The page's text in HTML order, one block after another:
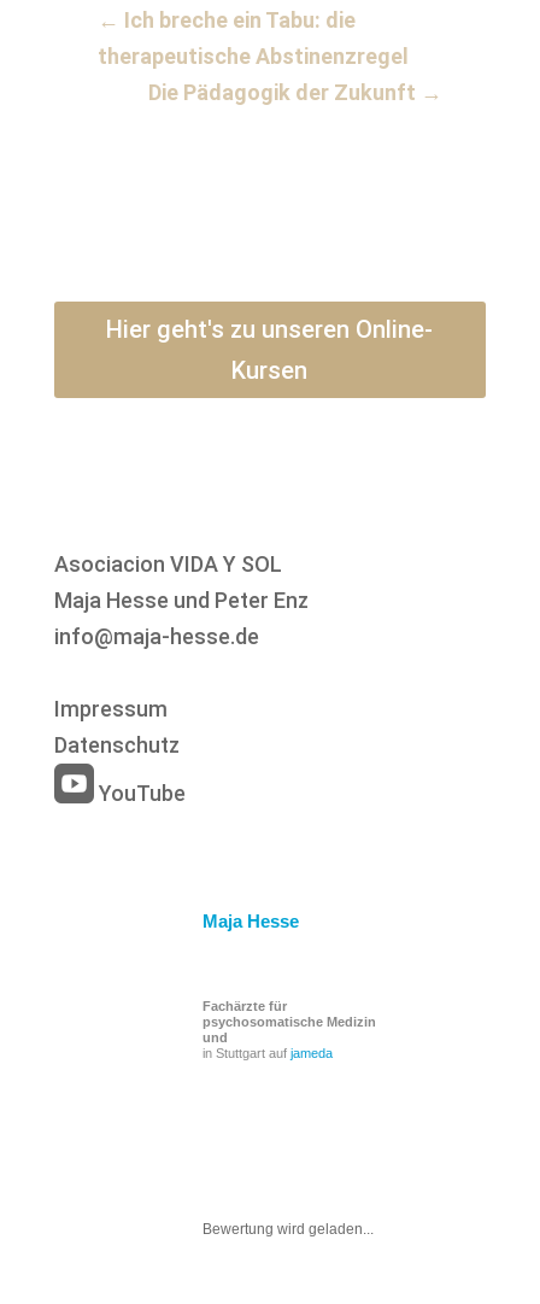
← Ich breche ein Tabu: die
therapeutische Abstinenzregel
Die Pädagogik der Zukunft →
Hier geht's zu unseren Online-
Kursen
Asociacion VIDA Y SOL
Maja Hesse und Peter Enz
info@maja-hesse.de
Impressum
Datenschutz
 YouTube
Maja Hesse
Fachärzte für
psychosomatische Medizin
und
in Stuttgart auf jameda
Bewertung wird geladen...